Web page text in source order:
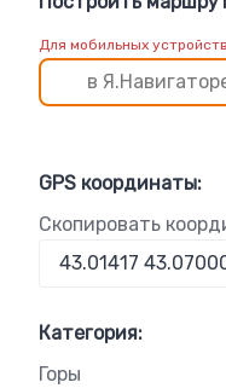
Для мобильных
в
GPS координаты:
Скопировать
Категория:
Горы